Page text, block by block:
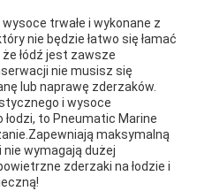
trwałe i wykonane z
nie będzie łatwo się łamać
łódź jest zawsze
nie musisz się
lub naprawę zderzaków.
i wysoce
to Pneumatic Marine
maksymalną
wymagają dużej
zderzaki na łodzie i